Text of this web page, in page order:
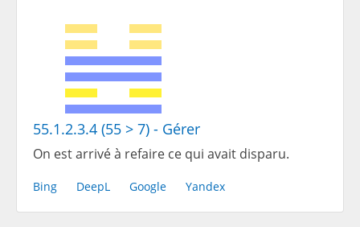
55.1.2.3.4 (55 > 7) - Gérer
On est arrivé à refaire ce qui avait disparu.
Bing DeepL Google Yandex